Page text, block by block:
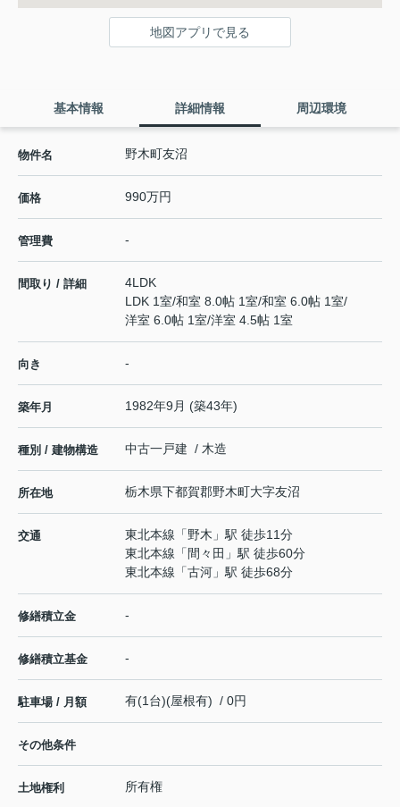
地図アプリで見る
基本情報 詳細情報 周辺環境
物件名 野木町友沼
価格 990万円
管理費 -
間取り / 詳細
4LDK
LDK 1室/和室 8.0帖 1室/和室 6.0帖 1室/
洋室 6.0帖 1室/洋室 4.5帖 1室
向き -
築年月 1982年9月 (築43年)
種別 / 建物構造 中古一戸建 / 木造
所在地 栃木県下都賀郡野木町大字友沼
交通 東北本線 「野木 」駅 徒歩11分
東北本線 「 間々田 」駅 徒歩60分
東北本線 「古河 」駅 徒歩68分
修繕積立金 -
修繕積立基金 -
駐車場 / 月額 有(1台)(屋根有) / 0円
その他条件
土地権利 所有権